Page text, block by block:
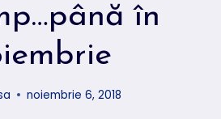
în
noiembrie 6, 2018